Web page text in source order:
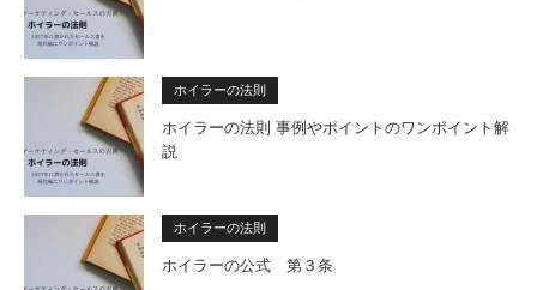
ホイラーの法則
ホイラーの法則 事例やポイントのワンポイント解
説
ホイラーの法則
ホイラーの公式 第３条